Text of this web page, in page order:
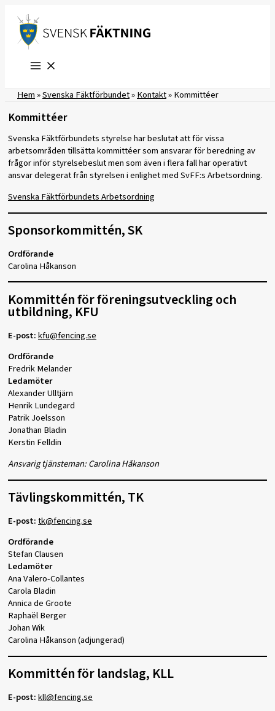
innehåll
Hem»Svenska Fäktförbundet»Kontakt»Kommittéer
Kommittéer
Svenska Fäktförbundets styrelse har beslutat att för vissa
arbetsområden tillsätta kommittéer som ansvarar för beredning av
frågor inför styrelsebeslut men som även i flera fall har operativt
ansvar delegerat från styrelsen i enlighet med SvFF:s Arbetsordning.
Svenska Fäktförbundets Arbetsordning
Sponsorkommittén, SK
Ordförande
Carolina Håkanson
Kommittén för föreningsutveckling och
utbildning, KFU
E-post:kfu@fencing.se
Ordförande
Fredrik Melander
Ledamöter
Alexander Ulltjärn
Henrik Lundegard
Patrik Joelsson
Jonathan Bladin
Kerstin Felldin
Ansvarig tjänsteman: Carolina Håkanson
Tävlingskommittén, TK
E-post:tk@fencing.se
Ordförande
Stefan Clausen
Ledamöter
Ana Valero-Collantes
Carola Bladin
Annica de Groote
Raphaël Berger
Johan Wik
Carolina Håkanson (adjungerad)
Kommittén för landslag, KLL
E-post:kll@fencing.se